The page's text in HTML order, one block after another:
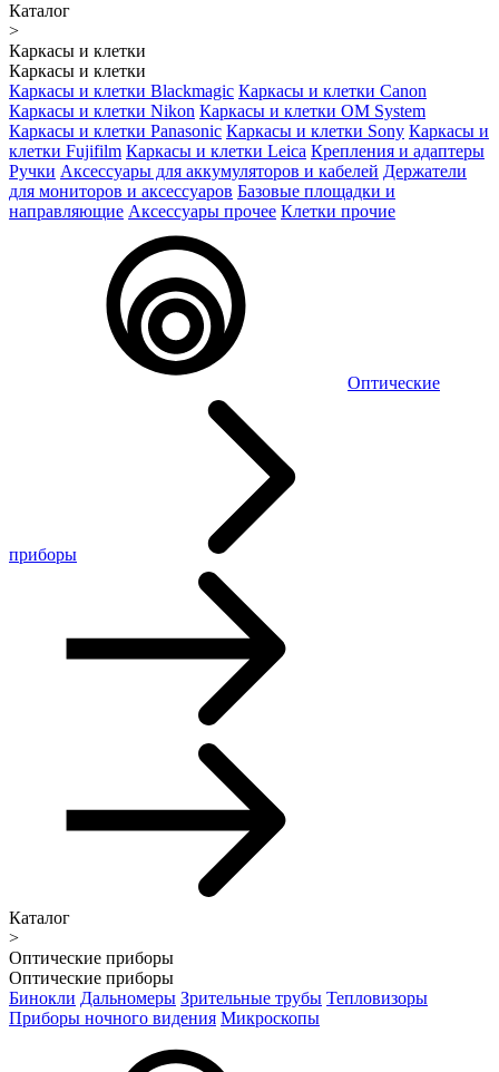
Каталог
>
Каркасы и клетки
Каркасы и клетки
Каркасы и клетки Blackmagic Каркасы и клетки Canon
Каркасы и клетки Nikon Каркасы и клетки OM System
Каркасы и клетки Panasonic Каркасы и клетки Sony Каркасы и
клетки Fujifilm Каркасы и клетки Leica Крепления и адаптеры
Ручки Аксессуары для аккумуляторов и кабелей Держатели
для мониторов и аксессуаров Базовые площадки и
направляющие Аксессуары прочее Клетки прочие
Оптические
приборы
Каталог
>
Оптические приборы
Оптические приборы
Бинокли Дальномеры Зрительные трубы Тепловизоры
Приборы ночного видения Микроскопы